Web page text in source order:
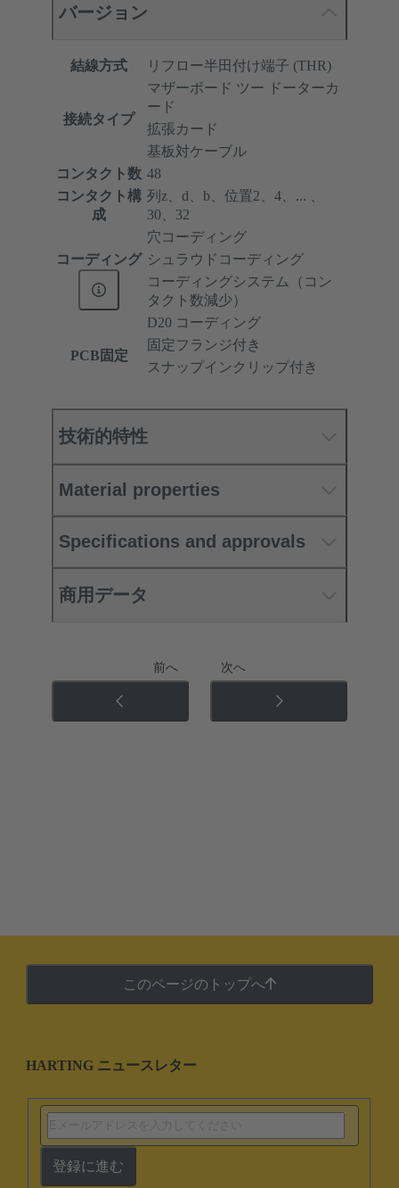
バージョン
結線方式 リフロー半田付け端子 (THR)
接続タイプ
マザーボード ツー ドーターカ
ード
拡張カード
基板対ケーブル
コンタクト数 48
コンタクト構
成
列z、d、b、位置2、4、... 、
30、32
コーディング
穴コーディング
シュラウドコーディング
コーディングシステム（コン
タクト数減少）
D20 コーディング
PCB固定
固定フランジ付き
スナップインクリップ付き
技術的特性
Material properties
Specifications and approvals
商用データ
前へ 次へ
このページのトップへ
HARTING ニュースレター
登録に進む